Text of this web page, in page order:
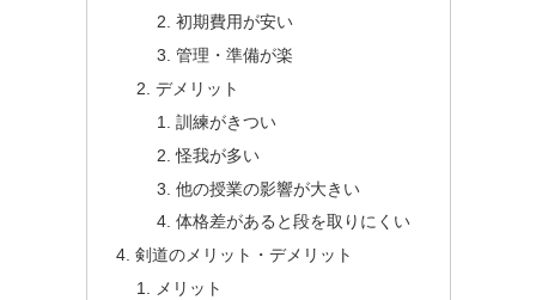
初期費用が安い
管理・準備が楽
デメリット
訓練がきつい
怪我が多い
他の授業の影響が大きい
体格差があると段を取りにくい
剣道のメリット・デメリット
メリット